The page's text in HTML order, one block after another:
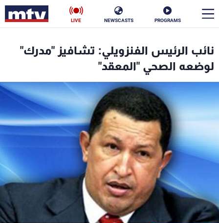
PROGRAMS
NEWSCASTS
LIVE
نائب الرئيس الفنزويلي: تشافيز "مدرك"
لوضعه الصحي "المعقد"
الأخبار
ناس
إقتصاد فن
منوعات رياضة
كأس العالم
البرامج
جدول البرامج